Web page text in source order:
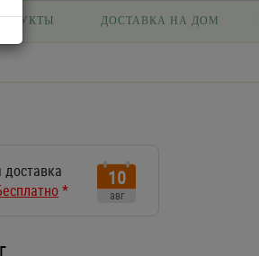
ДОСТАВКА НА ДОМ
*
10
авг